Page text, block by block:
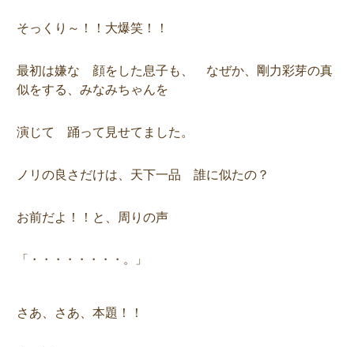
そっくり～！！大爆笑！！
最初は嫌な 顔をした息子も、 なぜか、剛力彩芽の真
似をする、みなみちゃんを
演じて 踊って見せてました。
ノリの良さだけは、天下一品 誰に似たの？
お前だよ！！と、周りの声
「・・・・・・・・。」
さあ、さあ、本題！！